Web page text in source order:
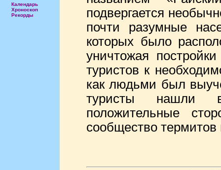
Календарь
Хроноскоп
Рекорды
подвергается
почти разумные
которых было
уничтожая
туристов к
как людьми был
туристы нашли в
положительные
сообщество